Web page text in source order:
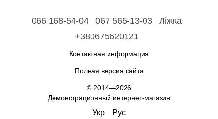
066 168-54-04 067 565-13-03
Ліжка
+380675620121
Контактная информация
Полная версия сайта
© 2014—2026
Демонстрационный интернет-магазин
Укр Рус